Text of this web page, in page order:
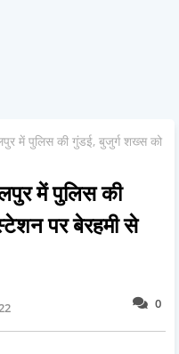
में पुलिस की गुंडई, बुजुर्ग शख्स को
में पुलिस की
पर बेरहमी से
0